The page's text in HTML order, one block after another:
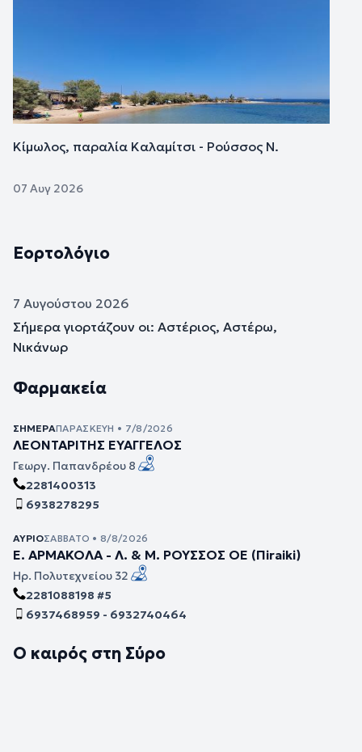
Κίμωλος, παραλία Καλαμίτσι - Ρούσσος Ν.
07 Αυγ 2026
Εορτολόγιο
7 Αυγούστου 2026
Σήμερα γιορτάζουν οι: Αστέριος, Αστέρω,
Νικάνωρ
Φαρμακεία
ΣΉΜΕΡΑΠΑΡΑΣΚΕΥΉ • 7/8/2026
ΛΕΟΝΤΑΡΙΤΗΣ ΕΥΑΓΓΕΛΟΣ
Γεωργ. Παπανδρέου 8
2281400313
6938278295
ΑΎΡΙΟΣΆΒΒΑΤΟ • 8/8/2026
Ε. ΑΡΜΑΚΟΛΑ - Λ. & Μ. ΡΟΥΣΣΟΣ ΟΕ (Πiraiki)
Ηρ. Πολυτεχνείου 32
2281088198 #5
6937468959 - 6932740464
Ο καιρός στη Σύρο